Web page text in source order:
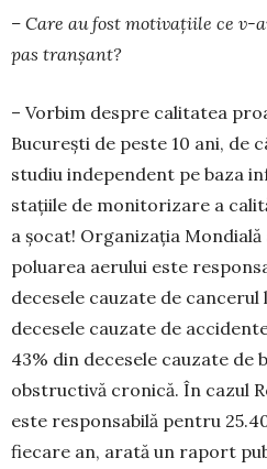
– Care au fost motivațiile ce v-
pas tranșant?
– Vorbim despre calitatea
București de peste 10 ani, de
studiu independent pe baza
stațiile de monitorizare a
a șocat! Or­ga­ni­za­ția Mondială
po­lua­rea aerului este
decesele cauzate de cancerul
decesele cauzate de
43% din decesele cauzate de
obstructivă cronică. În cazul
este responsabilă pentru
fiecare an, arată un raport